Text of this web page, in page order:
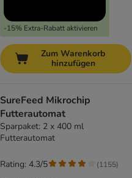
-15% Extra-Rabatt aktivieren
Zum Warenkorb
hinzufügen
SureFeed Mikrochip
Futterautomat
Sparpaket: 2 x 400 ml
Futterautomat
Rating: 4.3/5 (1155)